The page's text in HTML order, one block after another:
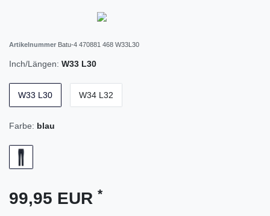
Artikelnummer Batu-4 470881 468 W33L30
Inch/Längen: W33 L30
W33 L30 W34 L32
Farbe: blau
99,95 EUR *